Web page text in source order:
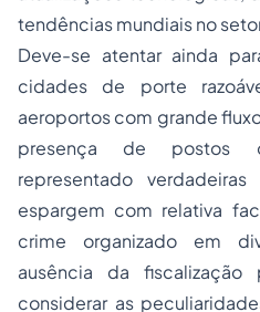
tendências mundiais no
Deve-se atentar ainda
cidades de porte
aeroportos com grande
presença de postos
representado
espargem com relativa
crime organizado em
ausência da
considerar as